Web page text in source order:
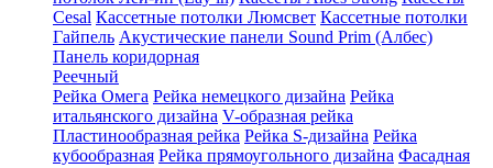
Cesal Кассетные потолки Люмсвет Кассетные потолки
Гайпель Акустические панели Sound Prim (Албес)
Панель коридорная
Реечный
Рейка Омега Рейка немецкого дизайна Рейка
итальянского дизайна V-образная рейка
Пластинообразная рейка Рейка S-дизайна Рейка
кубообразная Рейка прямоугольного дизайна Фасадная